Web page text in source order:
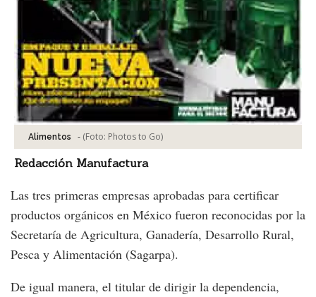
Alimentos - (Foto: Photos to Go)
Redacción Manufactura
Las tres primeras empresas aprobadas para certificar
productos orgánicos en México fueron reconocidas por la
Secretaría de Agricultura, Ganadería, Desarrollo Rural,
Pesca y Alimentación (Sagarpa).
De igual manera, el titular de dirigir la dependencia,